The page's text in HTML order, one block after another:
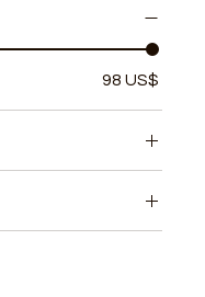
98 US$